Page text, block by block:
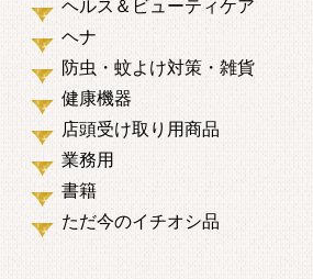
ヘルス＆ビューティケア
ヘナ
防虫・蚊よけ対策・雑貨
健康機器
店頭受け取り用商品
業務用
書籍
ただ今のイチオシ品